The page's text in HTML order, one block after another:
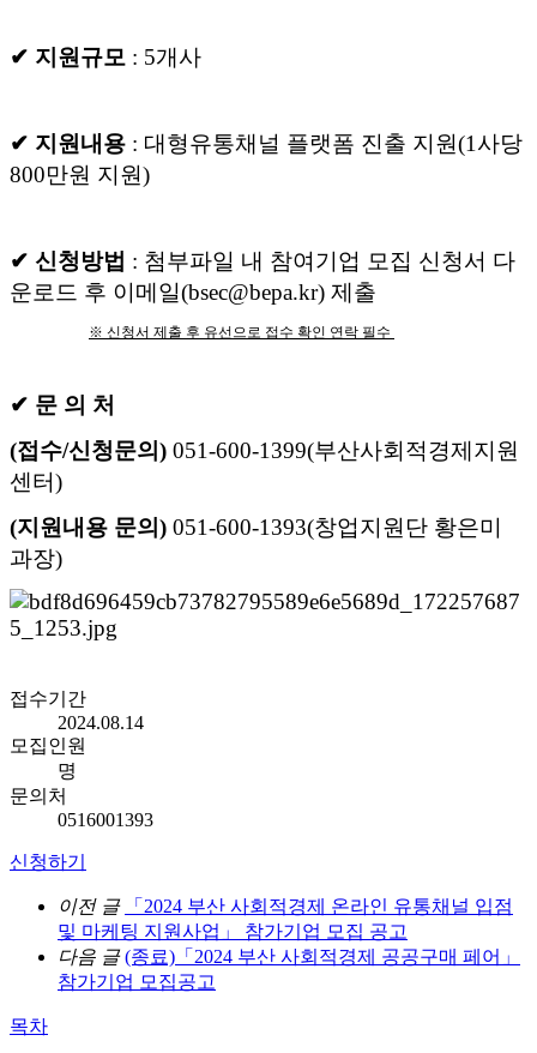
✔ 지원규모 : 5개사
✔ 지원내용 : 대형유통채널 플랫폼 진출 지원(1사당
800만원 지원)
✔ 신청방법 : 첨부파일 내 참여기업 모집 신청서 다
운로드 후 이메일(bsec@bepa.kr) 제출
※ 신청서 제출 후 유선으로 접수 확인 연락 필수
✔ 문 의 처
(접수/신청문의) 051-600-1399(부산사회적경제지원
센터)
(지원내용 문의) 051-600-1393(창업지원단 황은미
과장)
접수기간
2024.08.14
모집인원
명
문의처
0516001393
신청하기
이전 글
「2024 부산 사회적경제 온라인 유통채널 입점
및 마케팅 지원사업」 참가기업 모집 공고
다음 글 (종료)「2024 부산 사회적경제 공공구매 페어」
참가기업 모집공고
목차